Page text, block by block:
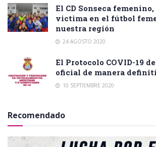
El CD Sonseca
victima en el fútbol
nuestra región
24 AGOSTO 2020
El Protocolo COVID-19
oficial de manera
10 SEPTIEMBRE 2020
Recomendado